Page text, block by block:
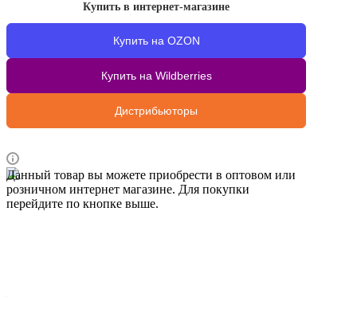
Купить в интернет-магазине
Купить на OZON
Купить на Wildberries
Дистрибьюторы
Данный товар вы можете приобрести в оптовом или
розничном интернет магазине. Для покупки
перейдите по кнопке выше.